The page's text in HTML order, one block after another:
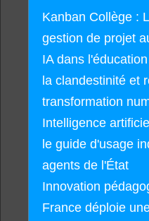
Kanban Collège :
gestion de projet
IA dans
la clandestinité et
transformation
Intelligence
le guide d'usage
agents de l'État
Innovation
France déploie